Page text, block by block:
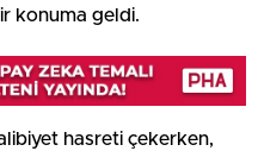
konuma geldi.
hasreti çekerken,